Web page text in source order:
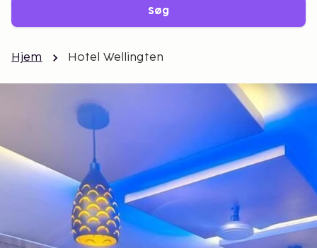
Søg
Hjem Hotel Wellingten